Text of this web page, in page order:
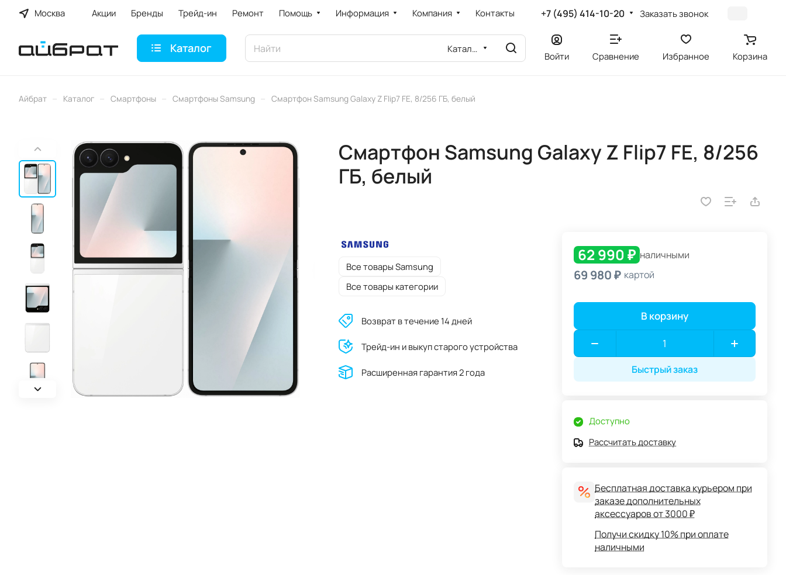
Москва Акции Бренды Трейд-ин Ремонт Помощь Информация Компания Контакты +7 (495) 414-10-20 Заказать звонок
Каталог Каталог
Войти Сравнение Избранное Корзина
Айбрат – Каталог – Смартфоны – Смартфоны Samsung – Смартфон Samsung Galaxy Z Flip7 FE, 8/256 ГБ, белый
Смартфон Samsung Galaxy Z Flip7 FE, 8/256
ГБ, белый
Все товары Samsung
Все товары категории
Возврат в течение 14 дней
Трейд-ин и выкуп старого устройства
Расширенная гарантия 2 года
62 990 ₽ наличными
69 980 ₽ картой
В корзину
Быстрый заказ
Доступно
Рассчитать доставку
Бесплатная доставка курьером при
заказе дополнительных
аксессуаров от 3000 ₽
Получи скидку 10% при оплате
наличными